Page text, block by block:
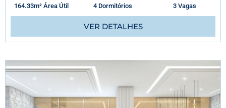
164.33m² Área Útil 4 Dormitórios 3 Vagas
VER DETALHES